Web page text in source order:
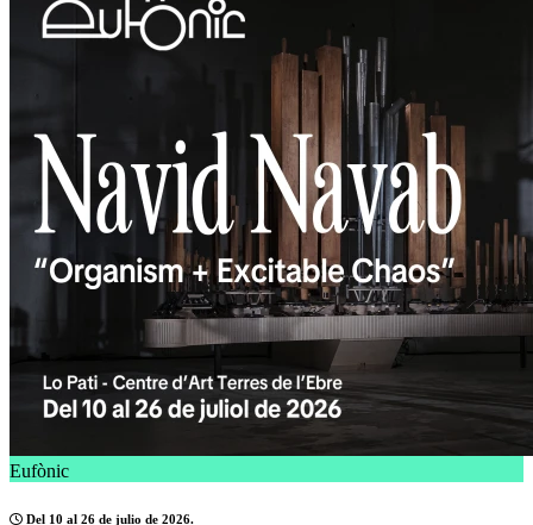
Eufònic
Del 10 al 26 de julio de 2026.